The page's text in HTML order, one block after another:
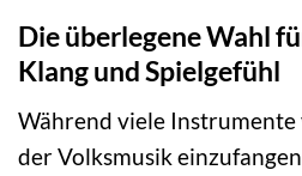
Die überlegene Wahl
Klang und Spielgefühl
Während viele Instrumente
der Volksmusik